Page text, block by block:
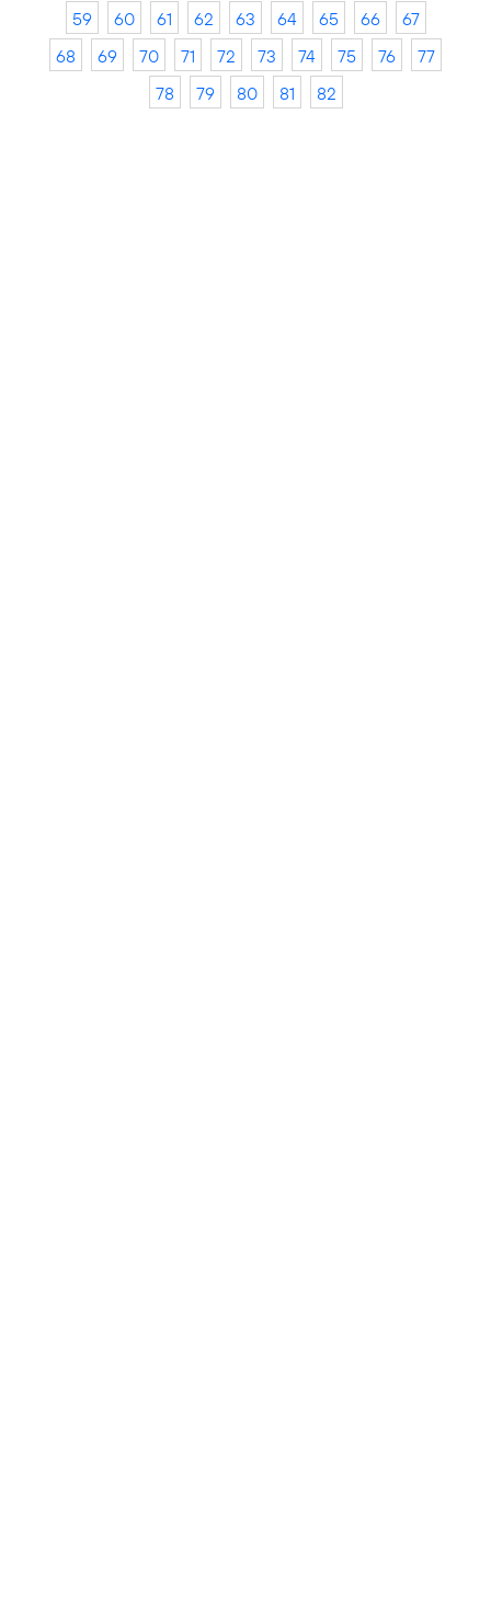
59
60 61 62 63 64 65 66
67
68
69 70 71 72 73 74 75 76
77
78
79 80 81 82